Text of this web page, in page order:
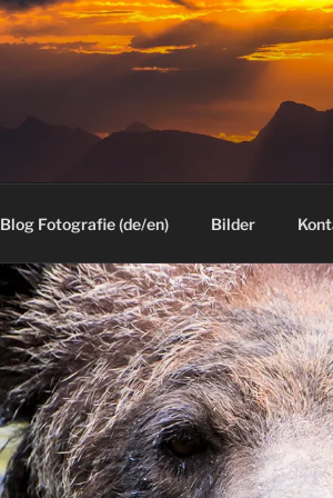
Blog Fotografie (de/en) Bilder